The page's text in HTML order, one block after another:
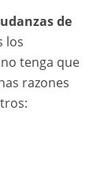
de
los
tenga que
razones